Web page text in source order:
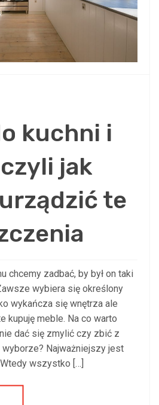
kuchni i
jak
te
chcemy zadbać, by był on taki
wybiera się określony
wykańcza się wnętrza ale
kupuję meble. Na co warto
dać się zmylić czy zbić z
Najważniejszy jest
wszystko […]